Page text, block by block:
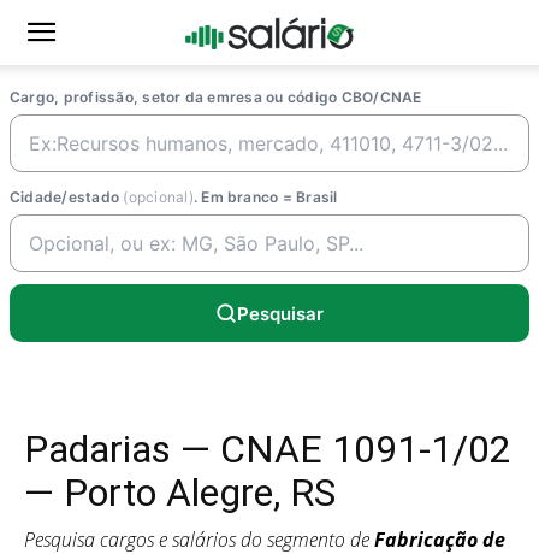
Cargo, profissão, setor da emresa ou código CBO/CNAE
Cidade/estado (opcional). Em branco = Brasil
Pesquisar
Padarias — CNAE 1091-1/02
— Porto Alegre, RS
Pesquisa cargos e salários do segmento deFabricação de